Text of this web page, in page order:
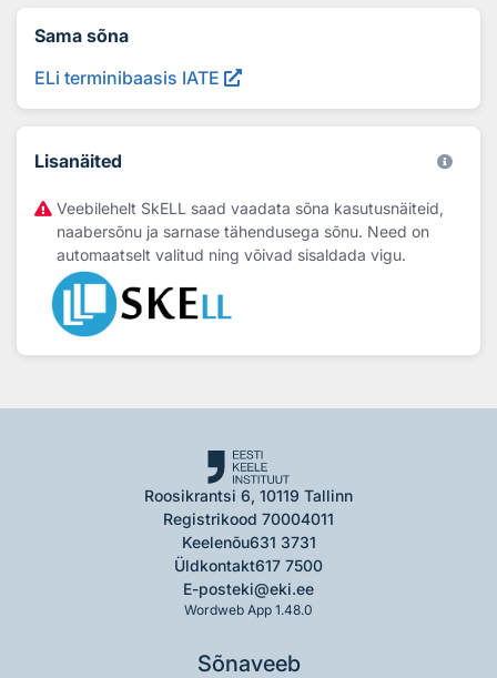
Sama sõna
ELi terminibaasis IATE
Lisanäited
Veebilehelt SkELL saad vaadata sõna kasutusnäiteid,
naabersõnu ja sarnase tähendusega sõnu. Need on
automaatselt valitud ning võivad sisaldada vigu.
Roosikrantsi 6, 10119 Tallinn
Registrikood 70004011
Keelenõu631 3731
Üldkontakt617 7500
E-posteki@eki.ee
Wordweb App 1.48.0
Sõnaveeb